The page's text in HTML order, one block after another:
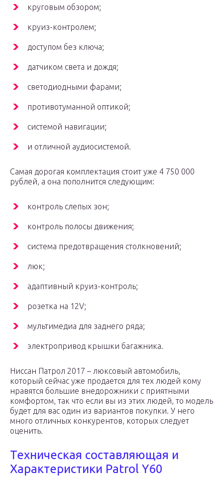
круговым обзором;
круиз-контролем;
доступом без ключа;
датчиком света и дождя;
светодиодными фарами;
противотуманной оптикой;
системой навигации;
и отличной аудиосистемой.
Самая дорогая комплектация стоит уже 4 750 000
рублей, а она пополнится следующим:
контроль слепых зон;
контроль полосы движения;
система предотвращения столкновений;
люк;
адаптивный круиз-контроль;
розетка на 12V;
мультимедиа для заднего ряда;
электропривод крышки багажника.
Ниссан Патрол 2017 – люксовый автомобиль,
который сейчас уже продается для тех людей кому
нравятся большие внедорожники с приятными
комфортом, так что если вы из этих людей, то модель
будет для вас один из вариантов покупки. У него
много отличных конкурентов, которых следует
оценить.
Техническая составляющая и
Характеристики Patrol Y60